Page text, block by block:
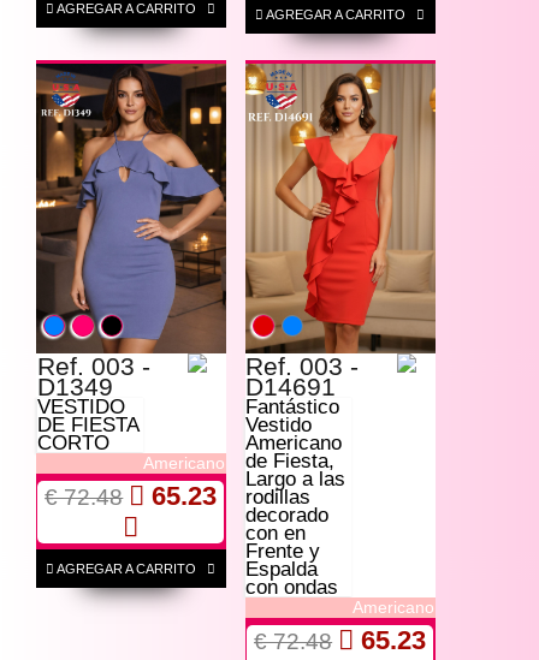
AGREGAR A CARRITO AGREGAR A CARRITO
Ref. 003 -
D1349
VESTIDO
DE FIESTA
CORTO
Americano
€ 72.48 65.23
AGREGAR A CARRITO
Ref. 003 -
D14691
Fantástico
Vestido
Americano
de Fiesta,
Largo a las
rodillas
decorado
con en
Frente y
Espalda
con ondas
Americano
€ 72.48 65.23